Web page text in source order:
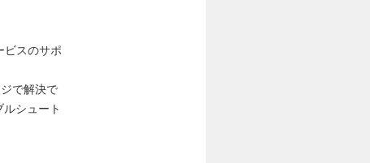
ビスのサポ
で解決で
シュート